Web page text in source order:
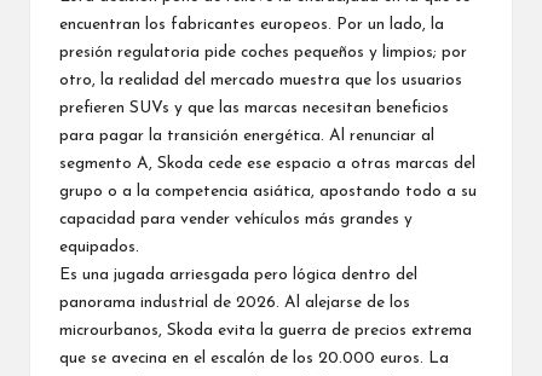
encuentran los fabricantes europeos. Por un lado, la
presión regulatoria pide coches pequeños y limpios; por
otro, la realidad del mercado muestra que los usuarios
prefieren SUVs y que las marcas necesitan beneficios
para pagar la transición energética. Al renunciar al
segmento A, Skoda cede ese espacio a otras marcas del
grupo o a la competencia asiática, apostando todo a su
capacidad para vender vehículos más grandes y
equipados.
Es una jugada arriesgada pero lógica dentro del
panorama industrial de 2026. Al alejarse de los
microurbanos, Skoda evita la guerra de precios extrema
que se avecina en el escalón de los 20.000 euros. La